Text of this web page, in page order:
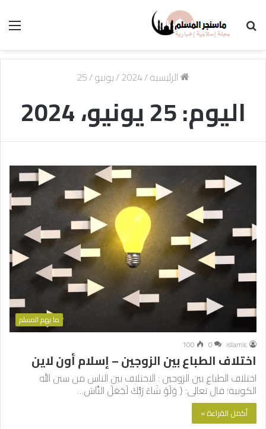
الرئيسية/
2024
/يونيو/
25
اليوم:25 يونيو، 2024
ما يهم المسلم
islamic
0
100
اختلاف الطباع بين الزوجين – إسلام أون لاين
اختلاف الطباع بين الزوجين : الاختلاف بين الناس من سنن الله
الكونية؛ قال تعالى: { وَلَوْ شَاءَ رَبُّكَ لَجَعَلَ النَّاسَ…
أكمل القراءة »